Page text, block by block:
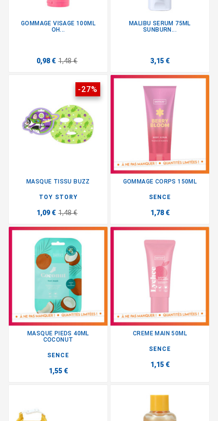
GOMMAGE VISAGE 100ML
OH...
0,98 € 1,48 €
MALIBU SERUM 75ML
SUNBURN...
3,15 €
-27%
MASQUE TISSU BUZZ
TOY STORY
1,09 € 1,48 €
GOMMAGE CORPS 150ML
SENCE
1,78 €
MASQUE PIEDS 40ML
COCONUT
SENCE
1,55 €
CREME MAIN 50ML
SENCE
1,15 €